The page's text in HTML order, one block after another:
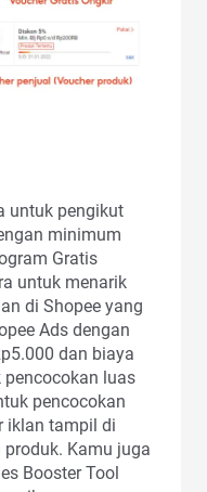
untuk pengikut
minimum
Gratis
untuk menarik
di Shopee yang
Ads dengan
dan biaya
luas
pencocokan
iklan tampil di
Kamu juga
Booster Tool